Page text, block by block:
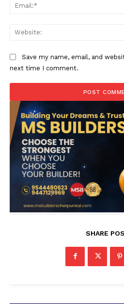
Save my name, email, and
next time I comment.
SHARE